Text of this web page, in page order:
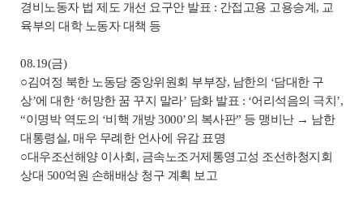
경비노동자 법 제도 개선 요구안 발표 : 간접고용 고용승계, 교
육부의 대학 노동자 대책 등
08.19(금)
○김여정 북한 노동당 중앙위원회 부부장, 남한의 ‘담대한 구
상’에 대한 ‘허망한 꿈 꾸지 말라’ 담화 발표 : ‘어리석음의 극치’,
“이명박 역도의 ‘비핵 개방 3000’의 복사판” 등 맹비난 → 남한
대통령실, 매우 무례한 언사에 유감 표명
○대우조선해양 이사회, 금속노조거제통영고성 조선하청지회
상대 500억원 손해배상 청구 계획 보고